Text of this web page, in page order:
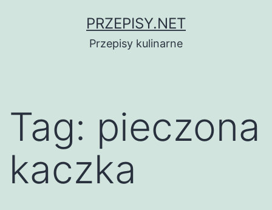
PRZEPISY.NET
Przepisy kulinarne
Tag: pieczona
kaczka